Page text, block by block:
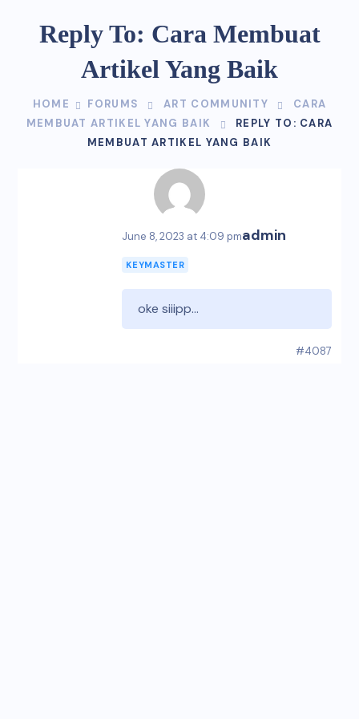
Reply To: Cara Membuat
Artikel Yang Baik
HOME FORUMS ART COMMUNITY
CARA
MEMBUAT ARTIKEL YANG BAIK
REPLY TO: CARA
MEMBUAT ARTIKEL YANG BAIK
admin
June 8, 2023 at 4:09 pm
KEYMASTER
oke siiipp…
#4087